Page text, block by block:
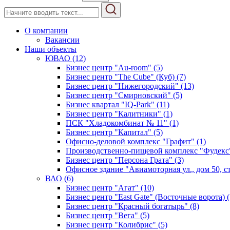
О компании
Вакансии
Наши объекты
ЮВАО (12)
Бизнес центр "Au-room" (5)
Бизнес центр "The Cube" (Куб) (7)
Бизнес центр "Нижегородский" (13)
Бизнес центр "Смирновский" (5)
Бизнес квартал "IQ-Park" (11)
Бизнес центр "Калитники" (1)
ПСК "Хладокомбинат № 11" (1)
Бизнес центр "Капитал" (5)
Офисно-деловой комплекс "Графит" (1)
Производственно-пищевой комплекс
Бизнес центр "Персона Грата" (3)
Офисное здание "Авиамоторная ул., дом 50,
ВАО (6)
Бизнес центр "Агат" (10)
Бизнес центр "East Gate" (Восточные ворота)
Бизнес центр "Красный богатырь" (8)
Бизнес центр "Вега" (5)
Бизнес центр "Колибрис" (5)